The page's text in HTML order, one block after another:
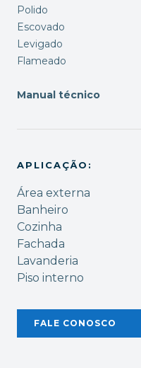
Polido
Escovado
Levigado
Flameado
Manual técnico
APLICAÇÃO:
Área externa
Banheiro
Cozinha
Fachada
Lavanderia
Piso interno
FALE CONOSCO